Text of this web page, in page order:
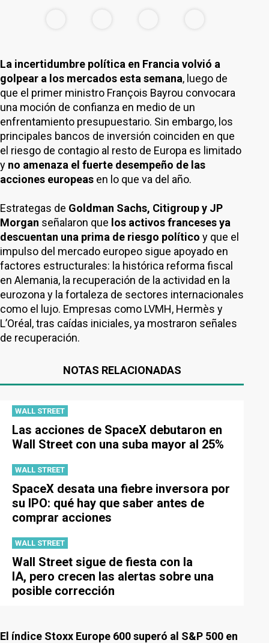
La incertidumbre política en Francia volvió a
golpear a los mercados esta semana, luego de
que el primer ministro François Bayrou convocara
una moción de confianza en medio de un
enfrentamiento presupuestario. Sin embargo, los
principales bancos de inversión coinciden en que
el riesgo de contagio al resto de Europa es limitado
y no amenaza el fuerte desempeño de las
acciones europeas en lo que va del año.
Estrategas de Goldman Sachs, Citigroup y JP
Morgan señalaron que los activos franceses ya
descuentan una prima de riesgo político y que el
impulso del mercado europeo sigue apoyado en
factores estructurales: la histórica reforma fiscal
en Alemania, la recuperación de la actividad en la
eurozona y la fortaleza de sectores internacionales
como el lujo. Empresas como LVMH, Hermès y
L’Oréal, tras caídas iniciales, ya mostraron señales
de recuperación.
NOTAS RELACIONADAS
WALL STREET
Las acciones de SpaceX debutaron en
Wall Street con una suba mayor al 25%
WALL STREET
SpaceX desata una fiebre inversora por
su IPO: qué hay que saber antes de
comprar acciones
WALL STREET
Wall Street sigue de fiesta con la
IA, pero crecen las alertas sobre una
posible corrección
El índice Stoxx Europe 600 superó al S&P 500 en